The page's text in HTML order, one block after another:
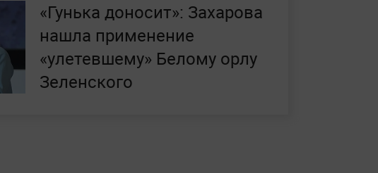
«Гунька доносит»: Захарова
нашла применение
«улетевшему» Белому орлу
Зеленского